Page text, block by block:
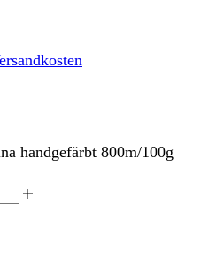
handgefärbt 800m/100g